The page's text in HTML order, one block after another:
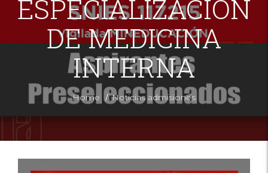
ESPECIALIZACIÓN
DE MEDICINA
INTERNA
Home /Noticias admisiones